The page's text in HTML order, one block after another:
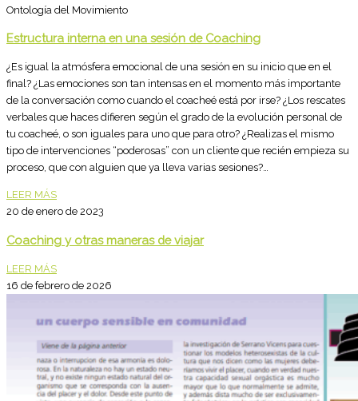
Ontología del Movimiento
Estructura interna en una sesión de Coaching
¿Es igual la atmósfera emocional de una sesión en su inicio que en el
final? ¿Las emociones son tan intensas en el momento más importante
de la conversación como cuando el coacheé está por irse? ¿Los rescates
verbales que haces difieren según el grado de la evolución personal de
tu coacheé, o son iguales para uno que para otro? ¿Realizas el mismo
tipo de intervenciones “poderosas” con un cliente que recién empieza su
proceso, que con alguien que ya lleva varias sesiones?…
LEER MÁS
20 de enero de 2023
Coaching y otras maneras de viajar
LEER MÁS
16 de febrero de 2026